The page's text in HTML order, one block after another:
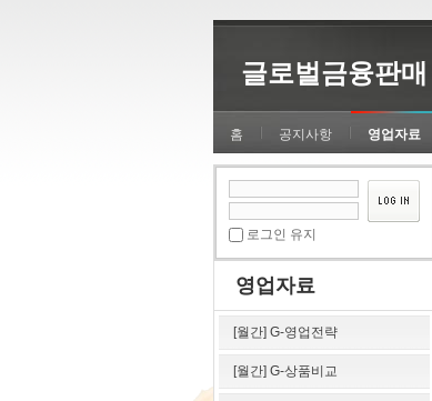
글로벌금융판
홈 공지사항 영업자료
로그인 유지
영업자료
[월간] G-영업전략
[월간] G-상품비교
Sketchbook5, 스케치북5
Sketchbook5, 스케치북5
Sketchbook5, 스케치북5
Sketchbook5, 스케치북5